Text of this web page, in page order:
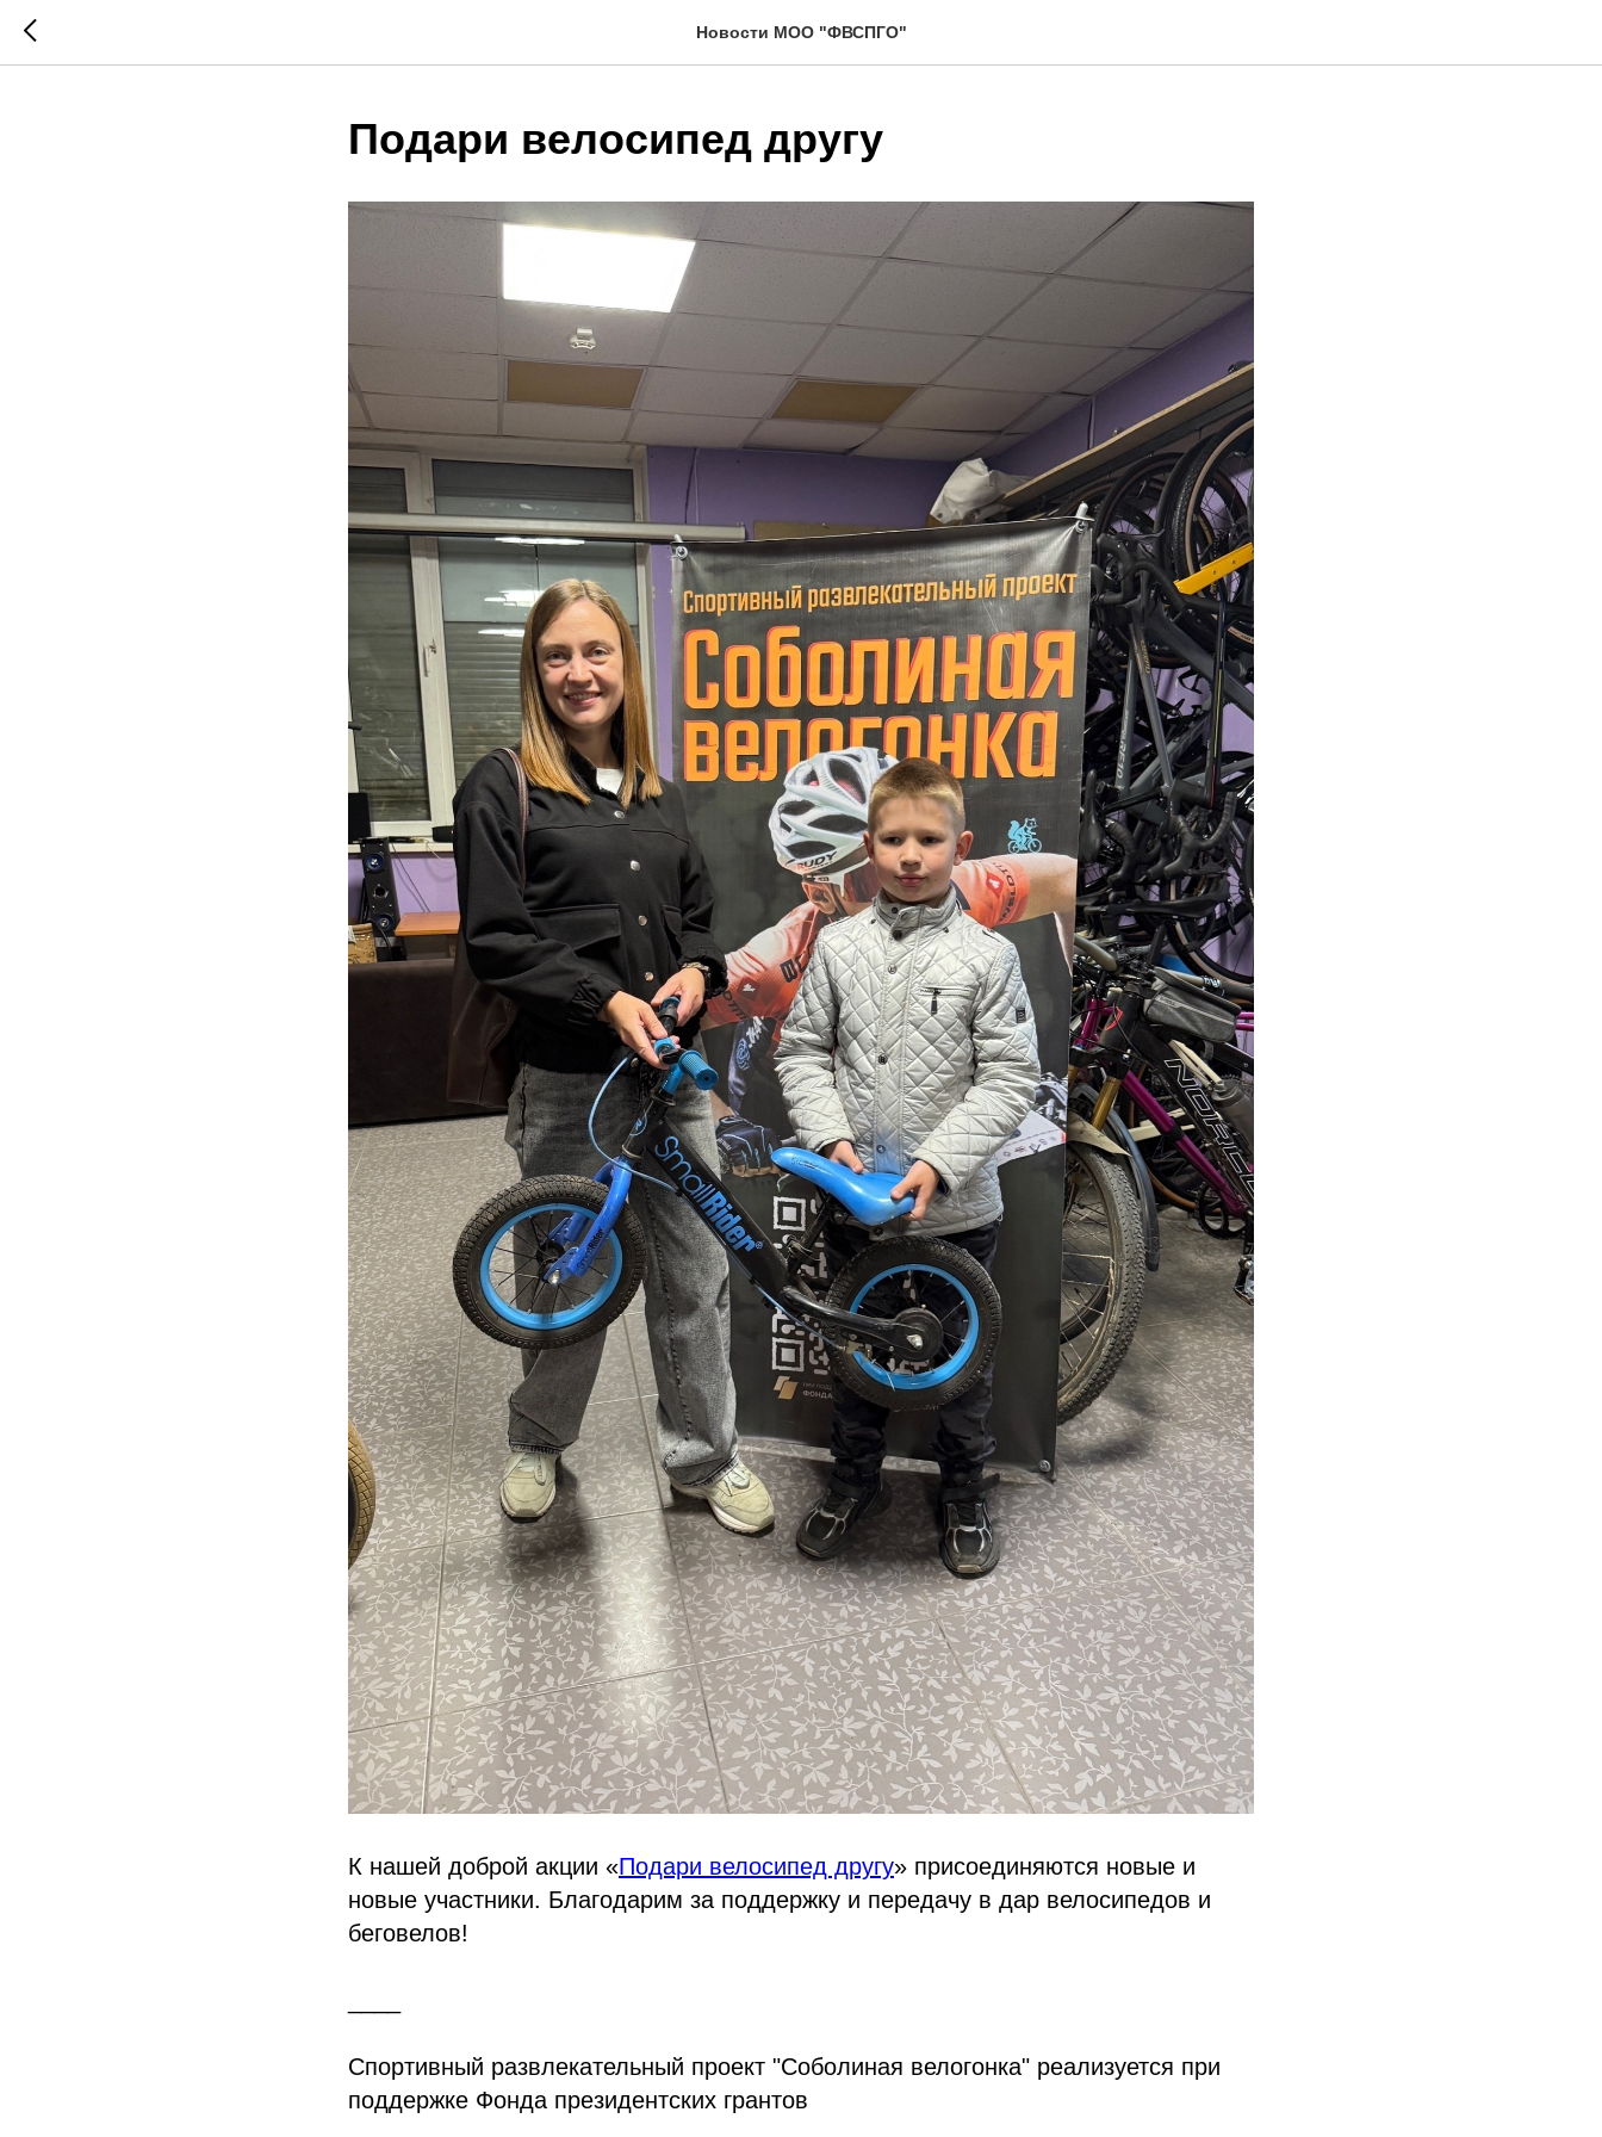
Новости МОО "ФВСПГО"
Подари велосипед другу
К нашей доброй акции «Подари велосипед другу» присоединяются новые и
новые участники. Благодарим за поддержку и передачу в дар велосипедов и
беговелов!
Спортивный развлекательный проект "Соболиная велогонка" реализуется при
поддержке Фонда президентских грантов